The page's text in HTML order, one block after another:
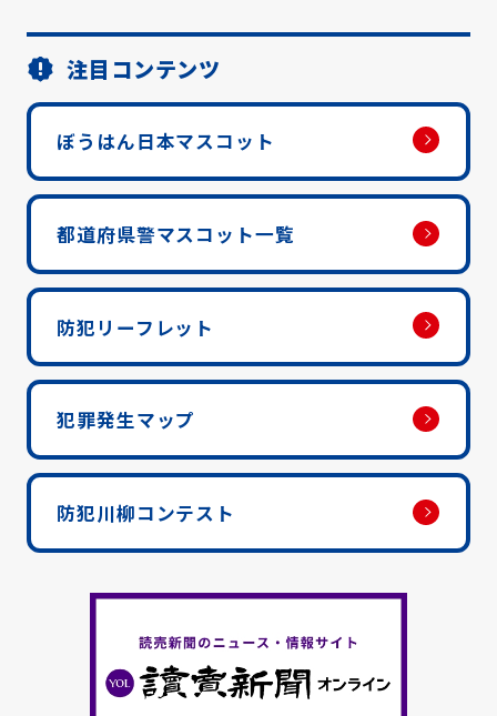
注目コンテンツ
ぼうはん日本マスコット
都道府県警マスコット一覧
防犯リーフレット
犯罪発生マップ
防犯川柳コンテスト